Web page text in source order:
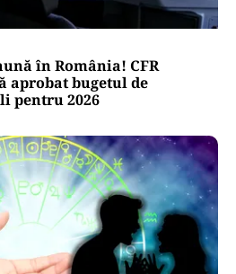
în România! CFR
aprobat bugetul de
pentru 2026